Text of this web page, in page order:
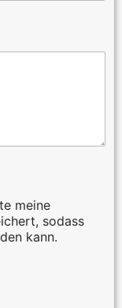
meine
sodass
kann.